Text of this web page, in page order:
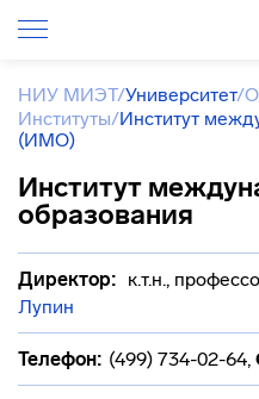
НИУ МИЭТ/Университет/
Институты/Институт
(ИМО)
Институт
образования
Директор: к.т.н.,
Лупин
Телефон: (499) 734-02-64,